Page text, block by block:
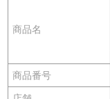
商品名
商品番号